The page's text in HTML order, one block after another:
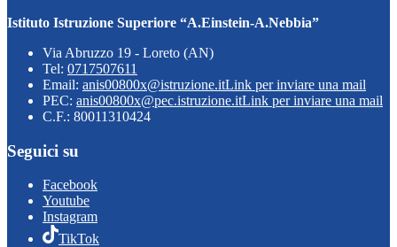
Istituto Istruzione Superiore “A.Einstein-A.Nebbia”
Via Abruzzo 19 - Loreto (AN)
Tel: 0717507611
Email: anis00800x@istruzione.itLink per inviare una mail
PEC: anis00800x@pec.istruzione.itLink per inviare una mail
C.F.: 80011310424
Seguici su
Facebook
Youtube
Instagram
TikTok